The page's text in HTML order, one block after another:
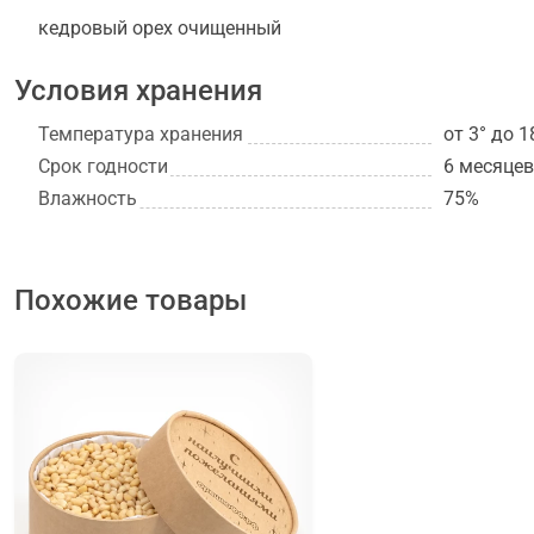
кедровый орех очищенный
Условия хранения
Температура хранения
от 3° до
Срок годности
6 месяцев
Влажность
75%
Похожие товары